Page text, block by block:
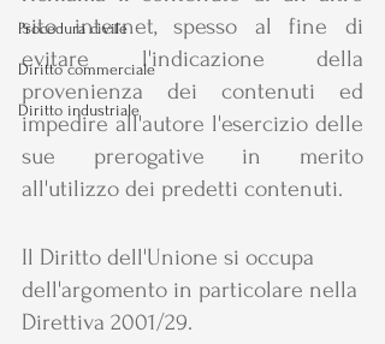
Procedura civile
Diritto commerciale
Diritto industriale
sito internet, spesso al fine di
evitare l'indicazione della
provenienza dei contenuti ed
impedire all'autore l'esercizio delle
sue prerogative in merito
all'utilizzo dei predetti contenuti.
Il Diritto dell'Unione si occupa
dell'argomento in particolare nella
Direttiva 2001/29.